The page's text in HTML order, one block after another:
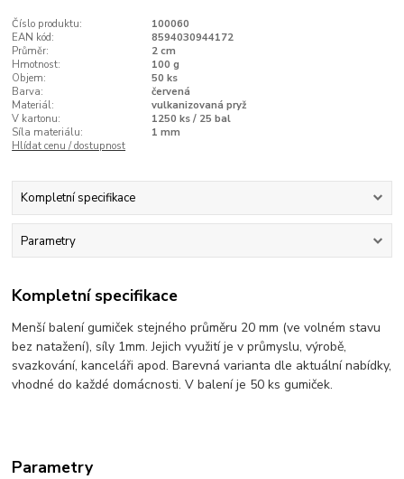
Číslo produktu:
100060
EAN kód:
8594030944172
Průměr:
2 cm
Hmotnost:
100 g
Objem:
50 ks
Barva:
červená
Materiál:
vulkanizovaná pryž
V kartonu:
1250 ks / 25 bal
Síla materiálu:
1 mm
Hlídat cenu / dostupnost
Kompletní specifikace
Parametry
Kompletní specifikace
Menší balení gumiček stejného průměru 20 mm (ve volném stavu
bez natažení), síly 1mm. Jejich využití je v průmyslu, výrobě,
svazkování, kanceláři apod. Barevná varianta dle aktuální nabídky,
vhodné do každé domácnosti. V balení je 50 ks gumiček.
Parametry